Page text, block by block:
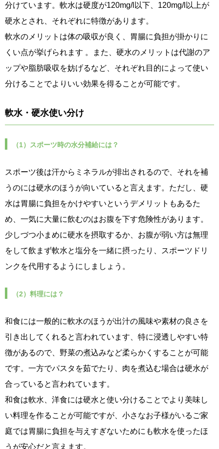
分けています。軟水は硬度が120mg/l以下、120mg/l以上が
硬水とされ、それぞれに特徴があります。
軟水のメリットは体の吸収が良く、胃腸に負担が掛かりに
くい点が挙げられます 。また、硬水のメリットは代謝のア
ップや脂肪吸収を妨げるなど、それぞれ目的によって使い
分けることでよりいい効果を得ることが可能です。
軟水・硬水使い分け
（1）スポーツ時の水分補給には？
スポーツ後は汗からミネラルが排出されるので、それを補
うのには硬水のほうが向いていると言えます。ただし、硬
水は胃腸に負担をかけやすいというデメリットもあるた
め、一気に大量に飲むのはお腹を下す危険性があります。
少しづつ小まめに硬水を摂取するか、お腹が弱い方は無理
をして飲まず軟水と塩分を一緒に摂ったり、スポーツドリ
ンクを代用するようにしましょう。
（2）料理には？
和食には一般的に軟水のほうが出汁の風味や素材の良さを
引き出してくれると言われています、特に浸透しやすい特
徴があるので、野菜の煮込みなど柔らかくすることが可能
です。一方でパスタを茹でたり、肉を煮込む場合は硬水が
合っていると言われています。
和食は軟水、洋食には硬水と使い分けることでより美味し
い料理を作ることが可能ですが、小さなお子様がいるご家
庭では胃腸に負担を与えすぎないためにも軟水を使ったほ
うが安心だと言えます。